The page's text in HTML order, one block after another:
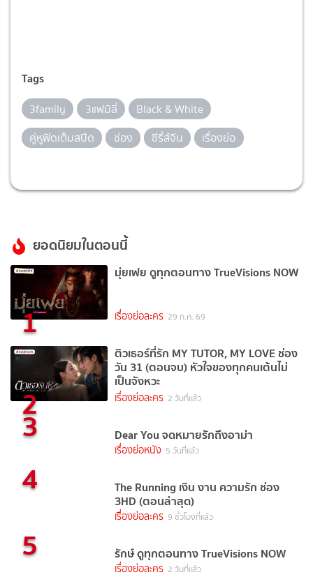
Tags
3family 3แฟมิลี่
Black & White
คู่หูฟัดเต็มสปีด
ช่อง ซีรี่ส์จีน เรื่องย่อ
ยอดนิยมในตอนนี้
1
มุ่ยเฟย ดูทุกตอนทาง TrueVisions NOW
เรื่องย่อละคร 29 ก.ค. 69
2
ติวเธอร์ที่รัก MY TUTOR, MY LOVE ช่อง
วัน 31 (ตอนจบ) หัวใจของทุกคนเต้นไม่
เป็นจังหวะ
เรื่องย่อละคร 2 วันที่แล้ว
3 Dear You จดหมายรักถึงอาม่า
เรื่องย่อหนัง 5 วันที่แล้ว
4 The Running เงิน งาน ความรัก ช่อง
3HD (ตอนล่าสุด)
เรื่องย่อละคร 9 ชั่วโมงที่แล้ว
5 รักษ์ ดูทุกตอนทาง TrueVisions NOW
เรื่องย่อละคร 2 วันที่แล้ว